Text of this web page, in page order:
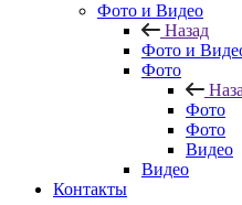
Фото и Видео
Назад
Фото и
Фото
Фото
Фото
Видео
Видео
Контакты